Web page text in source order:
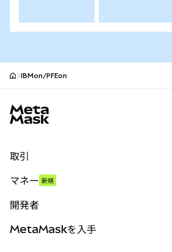
IBMon/PFEon
取引
パーペチュアル
RWA
マネー 新規
開発者
MetaMaskを入手